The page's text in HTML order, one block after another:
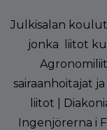
Julkisalan
jonka liitot
sairaanhoitajat
liitot |
Ingenjörerna i